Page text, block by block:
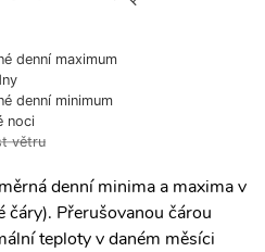
denní maximum
denní minimum
noci
větru
denní minima a maxima v
Přerušovanou čárou
teploty v daném měsíci